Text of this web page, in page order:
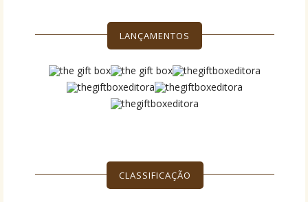
LANÇAMENTOS
CLASSIFICAÇÃO